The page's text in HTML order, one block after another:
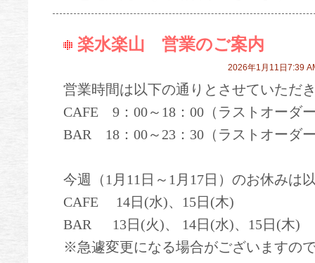
楽水楽山 営業のご案内
2026年1月11日7:39
営業時間は以下の通りとさせていただ
CAFE 9：00～18：00（ラストオーダ
BAR 18：00～23：30（ラストオーダ
今週（1月11日～1月17日）のお休みは
CAFE 14日(水)、15日(木)
BAR 13日(火)、 14日(水)、15日(木)
※急遽変更になる場合がございますの